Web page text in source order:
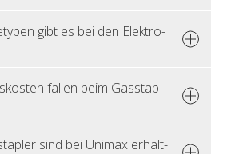
gibt es bei den Elek­tro­
fal­len beim Gas­stap­
sind bei Uni­max er­hält­